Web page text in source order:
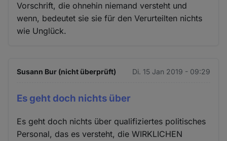
Vorschrift, die ohnehin niemand versteht und
wenn, bedeutet sie sie für den Verurteilten nichts
wie Unglück.
Susann Bur (nicht überprüft) Di. 15 Jan 2019 - 09:29
Es geht doch nichts über
Es geht doch nichts über qualifiziertes politisches
Personal, das es versteht, die WIRKLICHEN